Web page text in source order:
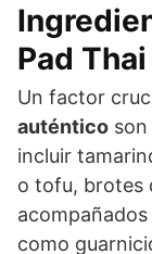
Pad
Un factor
auténtico
incluir
o tofu, brotes
como